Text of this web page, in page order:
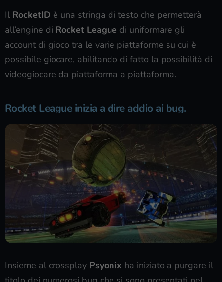
Il RocketID è una stringa di testo che permetterà
all’engine di Rocket League di uniformare gli
account di gioco tra le varie piattaforme su cui è
possibile giocare, abilitando di fatto la possibilità di
videogiocare da piattaforma a piattaforma.
Rocket League inizia a dire addio ai bug.
Insieme al crossplay Psyonix ha iniziato a purgare il